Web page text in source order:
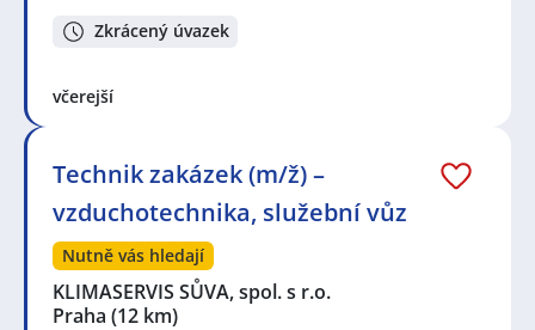
Zkrácený úvazek
včerejší
Technik zakázek (m/ž) –
vzduchotechnika, služební vůz
Nutně vás hledají
KLIMASERVIS SŮVA, spol. s r.o.
Praha (12 km)